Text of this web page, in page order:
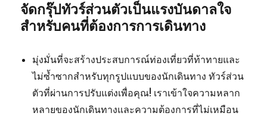
จัดกรุ๊ปทัวร์ส่วนตัวเป็นแรงบันดาลใจ
สำหรับคนที่ต้องการการเดินทาง
มุ่งมั่นที่จะสร้างประสบการณ์ท่องเที่ยวที่ท้าทายและ
ไม่ซ้ำซากสำหรับทุกรูปแบบของนักเดินทาง ทัวร์ส่วน
ตัวที่ผ่านการปรับแต่งเพื่อคุณ! เราเข้าใจความหลาก
หลายของนักเดินทางและความต้องการที่ไม่เหมือน